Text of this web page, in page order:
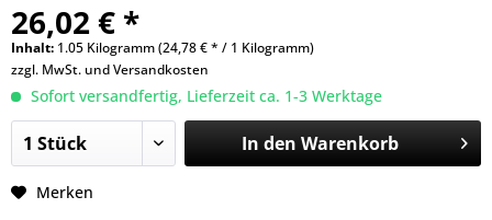
26,02 € *
Inhalt: 1.05 Kilogramm (24,78 € * / 1 Kilogramm)
zzgl. MwSt. undVersandkosten
Sofort versandfertig, Lieferzeit ca. 1-3 Werktage
In den Warenkorb
Merken